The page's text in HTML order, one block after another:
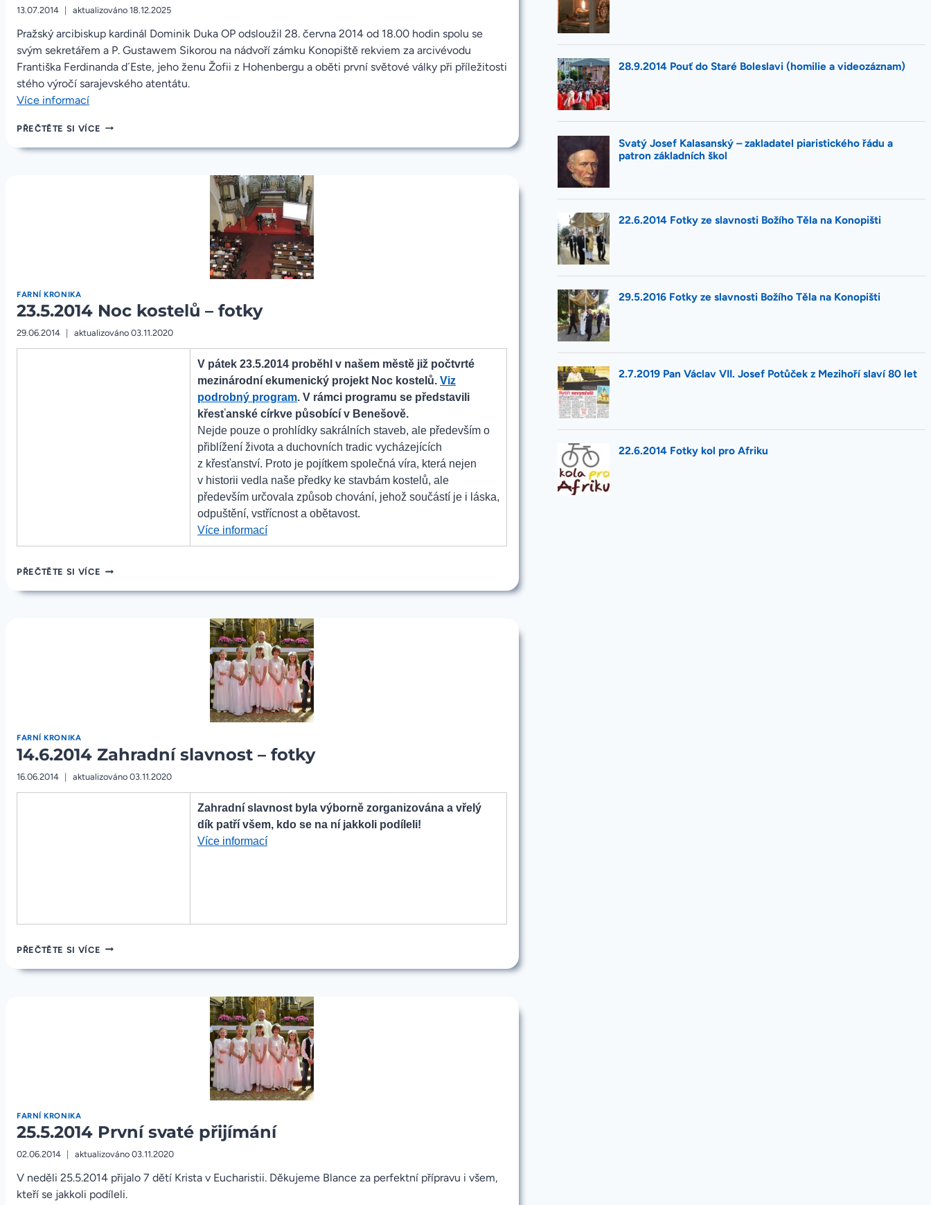
13.07.2014 aktualizováno 18.12.2025
Pražský arcibiskup kardinál Dominik Duka OP odsloužil 28. června 2014 od 18.00 hodin spolu se
svým sekretářem a P. Gustawem Sikorou na nádvoří zámku Konopiště rekviem za arcivévodu
Františka Ferdinanda d´Este, jeho ženu Žofii z Hohenbergu a oběti první světové války při příležitosti
stého výročí sarajevského atentátu.
Více informací„28.6.2014
promluvy
kardinála
PŘEČTĚTE SI VÍCE 28.6.2014
PROMLUVY
FARNÍ KRONIKA
23.5.2014 Noc kostelů – fotky
29.06.2014 aktualizováno 03.11.2020
V pátek 23.5.2014 proběhl v našem městě již počtvrté
mezinárodní ekumenický projekt Noc kostelů. Viz
podrobný program. V rámci programu se představili
křesťanské církve působící v Benešově.
Nejde pouze o prohlídky sakrálních staveb, ale především o
přiblížení života a duchovních tradic vycházejících
z křesťanství. Proto je pojítkem společná víra, která nejen
v historii vedla naše předky ke stavbám kostelů, ale
především určovala způsob chování, jehož součástí je i láska,
odpuštění, vstřícnost a obětavost.
Více informací„23.5.2014
Noc
fotky“
PŘEČTĚTE SI VÍCE 23.5.2014
KOSTELŮ
FARNÍ KRONIKA
14.6.2014 Zahradní slavnost – fotky
16.06.2014 aktualizováno 03.11.2020
Zahradní slavnost byla výborně zorganizována a vřelý
dík patří všem, kdo se na ní jakkoli podíleli!
Více informací„14.6.2014
PŘEČTĚTE SI VÍCE 14.6.2014
SLAVNOST
FARNÍ KRONIKA
25.5.2014 První svaté přijímání
02.06.2014 aktualizováno 03.11.2020
V neděli 25.5.2014 přijalo 7 dětí Krista v Eucharistii. Děkujeme Blance za perfektní přípravu i všem,
kteří se jakkoli podíleli.